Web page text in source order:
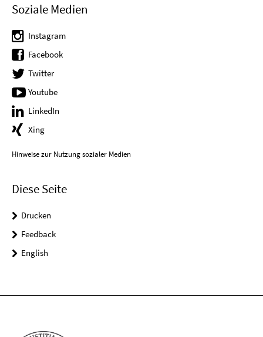
Soziale Medien
Instagram
Facebook
Twitter
Youtube
LinkedIn
Xing
Hinweise zur Nutzung sozialer Medien
Diese Seite
Drucken
Feedback
English